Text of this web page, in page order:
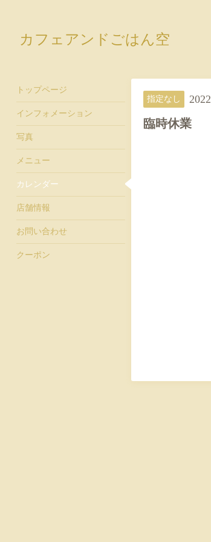
カフェアンドごはん空
指定なし
臨時休業
トップページ
インフォメーション
写真
メニュー
カレンダー
店舗情報
お問い合わせ
クーポン